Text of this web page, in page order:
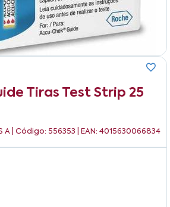
Tiras Test Strip 25
A | Código: 556353 | EAN: 4015630066834